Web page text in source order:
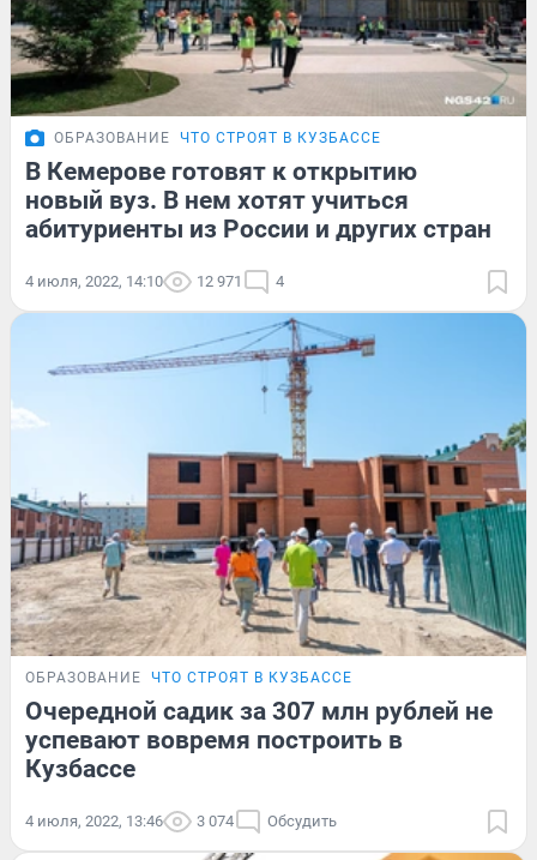
ОБРАЗОВАНИЕ ЧТО СТРОЯТ В КУЗБАССЕ
В Кемерове готовят к открытию
новый вуз. В нем хотят учиться
абитуриенты из России и других стран
4 июля, 2022, 14:10 12 971 4
ОБРАЗОВАНИЕ ЧТО СТРОЯТ В КУЗБАССЕ
Очередной садик за 307 млн рублей не
успевают вовремя построить в
Кузбассе
4 июля, 2022, 13:46 3 074 Обсудить